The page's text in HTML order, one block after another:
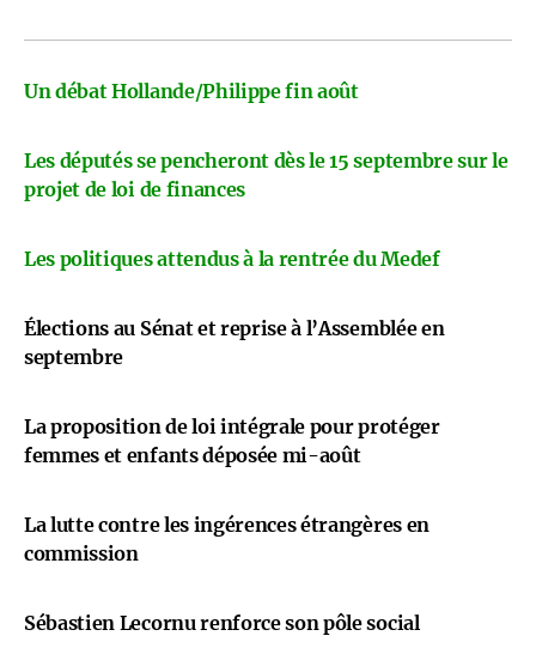
Un débat Hollande/Philippe fin août
Les députés se pencheront dès le 15 septembre sur le
projet de loi de finances
Les politiques attendus à la rentrée du Medef
Élections au Sénat et reprise à l’Assemblée en
septembre
La proposition de loi intégrale pour protéger
femmes et enfants déposée mi-août
La lutte contre les ingérences étrangères en
commission
Sébastien Lecornu renforce son pôle social